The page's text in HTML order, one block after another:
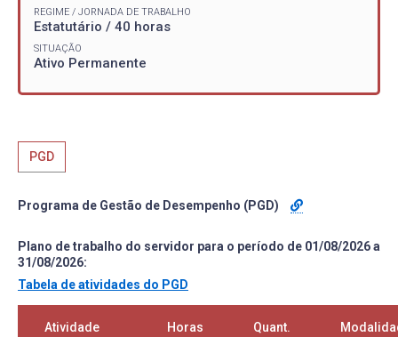
REGIME / JORNADA DE TRABALHO
Estatutário / 40 horas
SITUAÇÃO
Ativo Permanente
PGD
Programa de Gestão de Desempenho (PGD)
Plano de trabalho do servidor para o período de 01/08/2026 a
31/08/2026:
Tabela de atividades do PGD
Atividade Horas Quant.